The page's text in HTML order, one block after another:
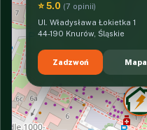
⭐ 5.0 (7 opinii)
Ul. Władysława Łokietka 1
44-190 Knurów, Śląskie
Zadzwoń Mapa